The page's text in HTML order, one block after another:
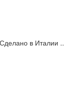
в Италии ..